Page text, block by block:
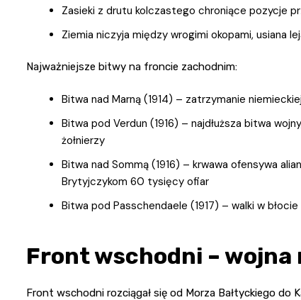
Zasieki z drutu kolczastego chroniące pozycje
Ziemia niczyja między wrogimi okopami, usiana
Najważniejsze bitwy na froncie zachodnim:
Bitwa nad Marną (1914) – zatrzymanie
Bitwa pod Verdun (1916) – najdłuższa bitwa
żołnierzy
Bitwa nad Sommą (1916) – krwawa ofensywa
Brytyjczykom 60 tysięcy ofiar
Bitwa pod Passchendaele (1917) – walki w
Front wschodni – wojna
Front wschodni rozciągał się od Morza Bałtyckiego